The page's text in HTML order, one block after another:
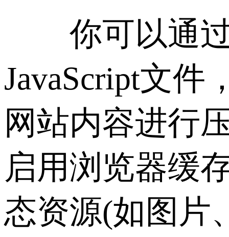
你可以通过
JavaScript文
网站内容进行
启用浏览器缓
态资源(如图片